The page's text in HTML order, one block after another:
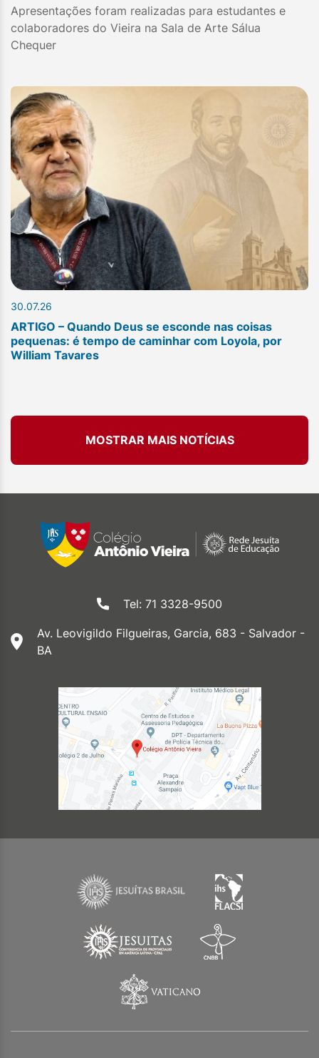
Apresentações foram realizadas para estudantes e
colaboradores do Vieira na Sala de Arte Sálua
Chequer
30.07.26
ARTIGO – Quando Deus se esconde nas coisas
pequenas: é tempo de caminhar com Loyola, por
William Tavares
MOSTRAR MAIS NOTÍCIAS
Tel: 71 3328-9500
Av. Leovigildo Filgueiras, Garcia, 683 - Salvador -
BA